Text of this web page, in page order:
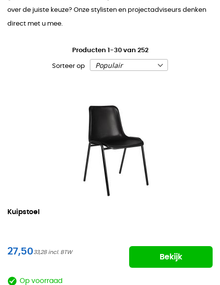
over de juiste keuze? Onze stylisten en projectadviseurs denken
direct met u mee.
Producten -30van 252
Sorteer op
Kuipstoel
27,5033,28
Bekijk
Op voorraad